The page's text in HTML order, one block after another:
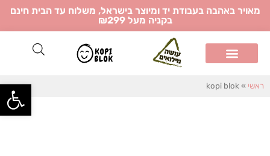
דילוגמאויר באהבה בעבודת יד ומיוצר בישראל, משלוח עד הבית חינם
בקניה מעל ₪299
ראשי »
kopi blok